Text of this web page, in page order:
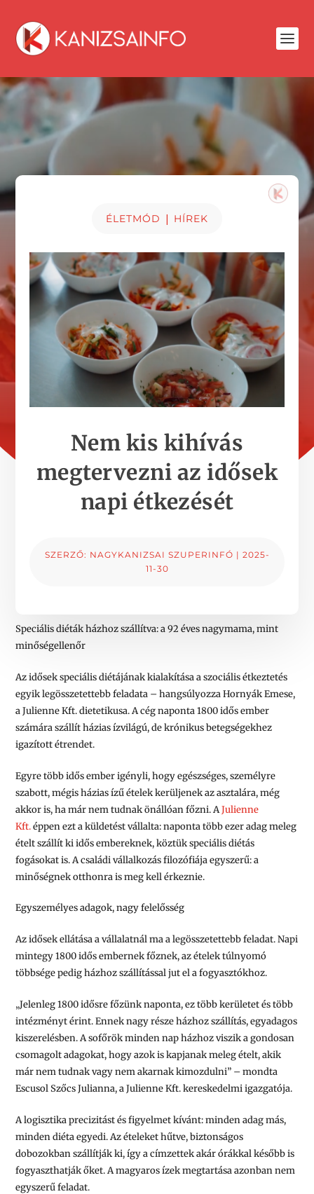
ÉLETMÓD | HÍREK
Nem kis kihívás
megtervezni az idősek
napi étkezését
SZERZŐ: NAGYKANIZSAI SZUPERINFÓ | 2025-
11-30
Speciális diéták házhoz szállítva: a 92 éves nagymama, mint
minőségellenőr
Az idősek speciális diétájának kialakítása a szociális étkeztetés
egyik legösszetettebb feladata – hangsúlyozza Hornyák Emese,
a Julienne Kft. dietetikusa. A cég naponta 1800 idős ember
számára szállít házias ízvilágú, de krónikus betegségekhez
igazított étrendet.
Egyre több idős ember igényli, hogy egészséges, személyre
szabott, mégis házias ízű ételek kerüljenek az asztalára, még
akkor is, ha már nem tudnak önállóan főzni. AJulienne
Kft.éppen ezt a küldetést vállalta: naponta több ezer adag meleg
ételt szállít ki idős embereknek, köztük speciális diétás
fogásokat is. A családi vállalkozás filozófiája egyszerű: a
minőségnek otthonra is meg kell érkeznie.
Egyszemélyes adagok, nagy felelősség
Az idősek ellátása a vállalatnál ma a legösszetettebb feladat. Napi
mintegy 1800 idős embernek főznek, az ételek túlnyomó
többsége pedig házhoz szállítással jut el a fogyasztókhoz.
„Jelenleg 1800 idősre főzünk naponta, ez több kerületet és több
intézményt érint. Ennek nagy része házhoz szállítás, egyadagos
kiszerelésben. A sofőrök minden nap házhoz viszik a gondosan
csomagolt adagokat, hogy azok is kapjanak meleg ételt, akik
már nem tudnak vagy nem akarnak kimozdulni” – mondta
Escusol Szőcs Julianna, a Julienne Kft. kereskedelmi igazgatója.
A logisztika precizitást és figyelmet kívánt: minden adag más,
minden diéta egyedi. Az ételeket hűtve, biztonságos
dobozokban szállítják ki, így a címzettek akár órákkal később is
fogyaszthatják őket. A magyaros ízek megtartása azonban nem
egyszerű feladat.